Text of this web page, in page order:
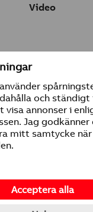
Video
Leverantörsuppgifter
Integritetspolicy